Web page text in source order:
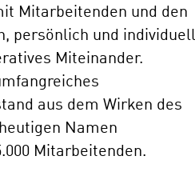
Mitarbeitenden und den
persönlich und individuell
Miteinander.
aus dem Wirken des
Namen
Mitarbeitenden.